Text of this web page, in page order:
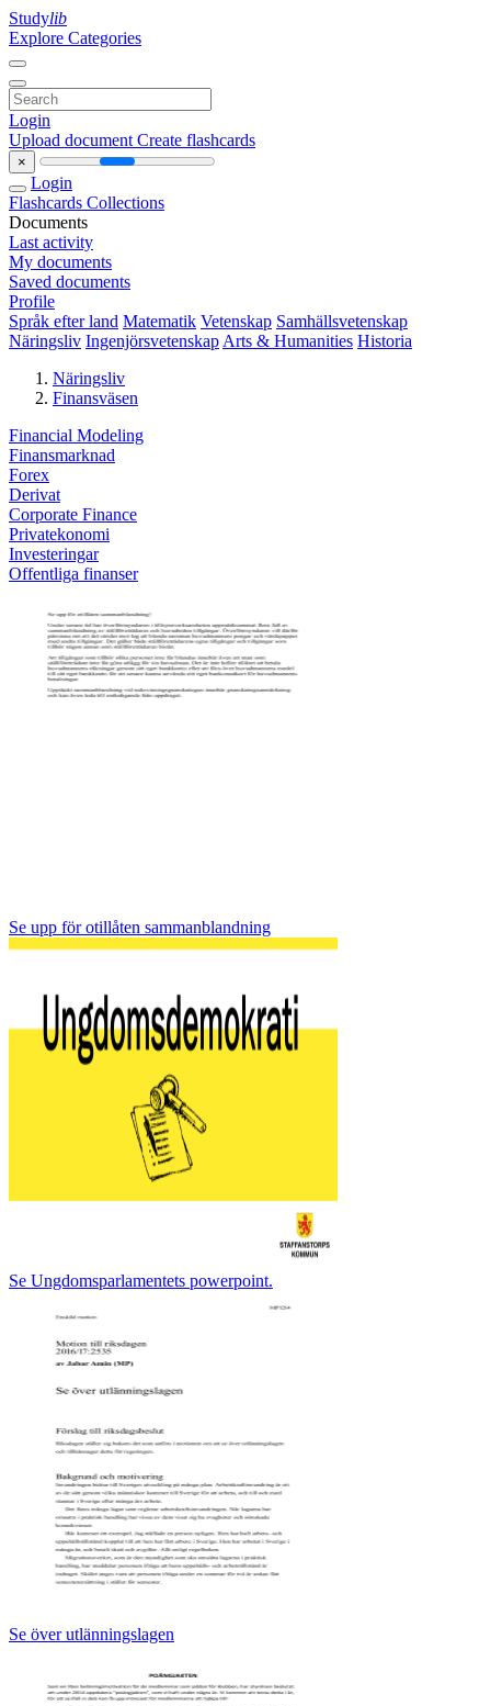
Studylib
Explore Categories
Login
Upload document Create flashcards
×
Login
Flashcards Collections
Documents
Last activity
My documents
Saved documents
Profile
Språk efter land Matematik Vetenskap Samhällsvetenskap
Näringsliv Ingenjörsvetenskap Arts & Humanities Historia
Näringsliv
Finansväsen
Financial Modeling
Finansmarknad
Forex
Derivat
Corporate Finance
Privatekonomi
Investeringar
Offentliga finanser
Se upp för otillåten sammanblandning
Se Ungdomsparlamentets powerpoint.
Se över utlänningslagen